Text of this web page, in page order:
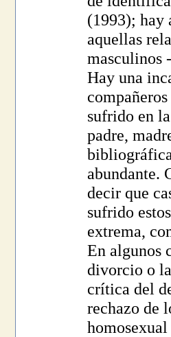
(1993); hay
aquellas
masculinos
Hay una
sufrido en
padre,
abundante.
decir que
sufrido
extrema,
En algunos
divorcio o
crítica del
rechazo de